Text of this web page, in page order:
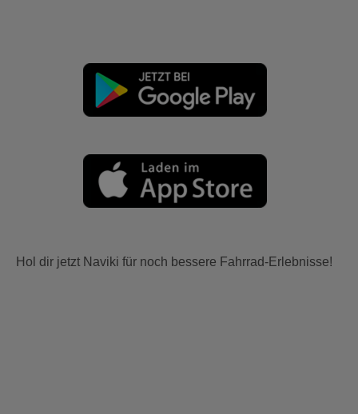
Hol dir jetzt Naviki für noch bessere Fahrrad-Erlebnisse!